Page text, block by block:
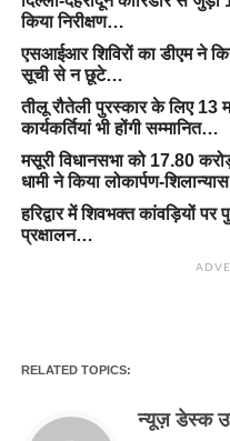
किया निरीक्षण…
एसआईआर शिविरों का डीएम ने
सूची से न छूटे…
तीलू रौतेली पुरस्कार के लिए
कार्यकर्तियां भी होंगी सम्मानित…
मसूरी विधानसभा को 17.80
धामी ने किया लोकार्पण-
हरिद्वार में शिवभक्त कांवड़ियों पर
प्रक्षालन…
RELATED TOPICS:
न्यूज़ डेस्क